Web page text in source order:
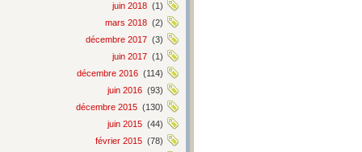
juin 2018 (1)
mars 2018 (2)
décembre 2017 (3)
juin 2017 (1)
décembre 2016 (114)
juin 2016 (93)
décembre 2015 (130)
juin 2015 (44)
février 2015 (78)